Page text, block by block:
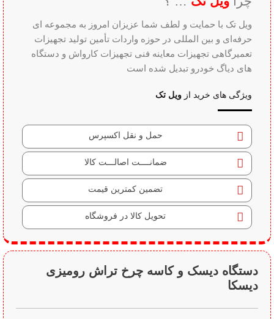
دستگاه دیسک و کاسه چرخ تراش رومیزی
دیسکا
ویل تک با حمایت و لطف شما عزیزان امروز به مجموعه ای
حرفه‌ای و بین‌ المللی در حوزه واردات تأمین تولید تجهیزات
تعمیرگاهی تجهیزات معاینه فنی تجهیزات کارواش و دستگاه
های دیاگ خودرو تبدیل شده است
ویژگی های خرید از ویل تک
حمل و نقل اکسپرس
ضمانــــت اصالـــت کالا
تضمین کمترین قیمت
تحویل کالا در فروشگاه